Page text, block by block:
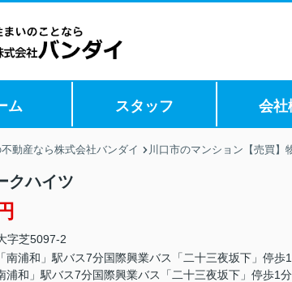
ム スタッフ 会社
不動産なら株式会社バンダイ 川口市のマンション【売買】
クハイツ
字芝5097-2
南浦和」駅バス7分国際興業バス「二十三夜坂下」停歩
浦和」駅バス7分国際興業バス「二十三夜坂下」停歩1分